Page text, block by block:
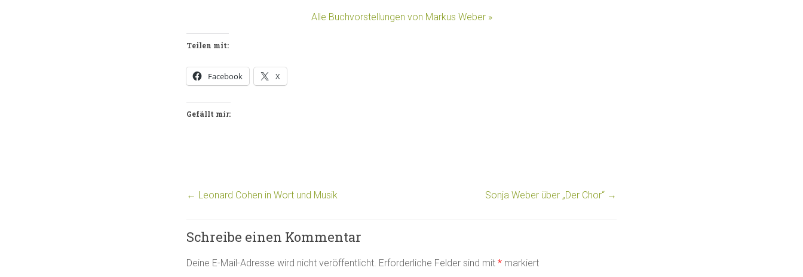
Alle Buchvorstellungen von Markus Weber »
Teilen mit:
Facebook X
Gefällt mir:
← Leonard Cohen in Wort und Musik Sonja Weber über „Der Chor“ →
Schreibe einen Kommentar
Deine E-Mail-Adresse wird nicht veröffentlicht. Erforderliche Felder sind mit * markiert